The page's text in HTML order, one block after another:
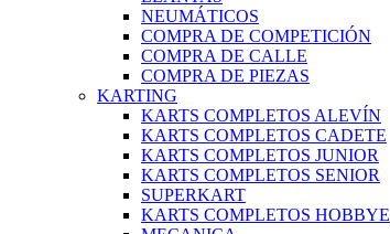
NEUMÁTICOS
COMPRA DE COMPETICIÓN
COMPRA DE CALLE
COMPRA DE PIEZAS
KARTING
KARTS COMPLETOS ALEVÍN
KARTS COMPLETOS CADETE
KARTS COMPLETOS JUNIOR
KARTS COMPLETOS SENIOR
SUPERKART
KARTS COMPLETOS HOBBYE